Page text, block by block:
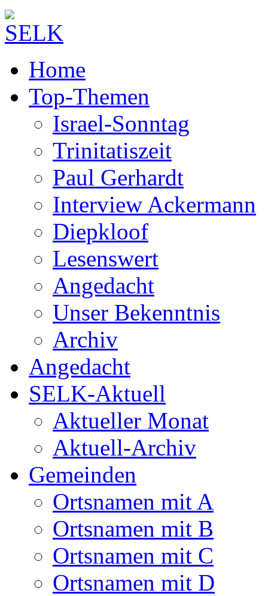
Home
Top-Themen
Israel-Sonntag
Trinitatiszeit
Paul Gerhardt
Interview Ackermann
Diepkloof
Lesenswert
Angedacht
Unser Bekenntnis
Archiv
Angedacht
SELK-Aktuell
Aktueller Monat
Aktuell-Archiv
Gemeinden
Ortsnamen mit A
Ortsnamen mit B
Ortsnamen mit C
Ortsnamen mit D